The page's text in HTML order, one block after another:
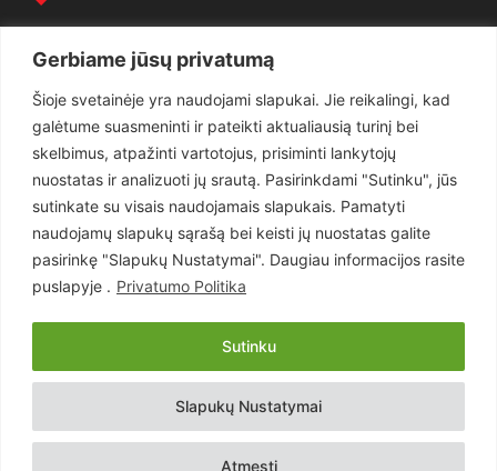
Gerbiame jūsų privatumą
Šioje svetainėje yra naudojami slapukai. Jie reikalingi, kad
galėtume suasmeninti ir pateikti aktualiausią turinį bei
skelbimus, atpažinti vartotojus, prisiminti lankytojų
nuostatas ir analizuoti jų srautą. Pasirinkdami "Sutinku", jūs
sutinkate su visais naudojamais slapukais. Pamatyti
naudojamų slapukų sąrašą bei keisti jų nuostatas galite
pasirinkę "Slapukų Nustatymai". Daugiau informacijos rasite
puslapyje . Privatumo Politika
Slapukų Nustatymai
Atmesti
Sutinku
Teisėsauga
1497
Aktualu
Lietuva
619
Pasaulis
Статьи на русском
Articles in english
Copyright © 2026 UAB „Goruva“. Visos teisės saugomos.
Kontaktai Prenumerata Privatumo Politika Naudojimosi Taisyklės